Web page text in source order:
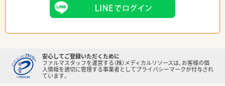
安心してご登録いただくために
ファルマスタッフを運営する（株）メディカルリソースは、お客様の個
人情報を適切に管理する事業者としてプライバシーマークが付与され
ています。